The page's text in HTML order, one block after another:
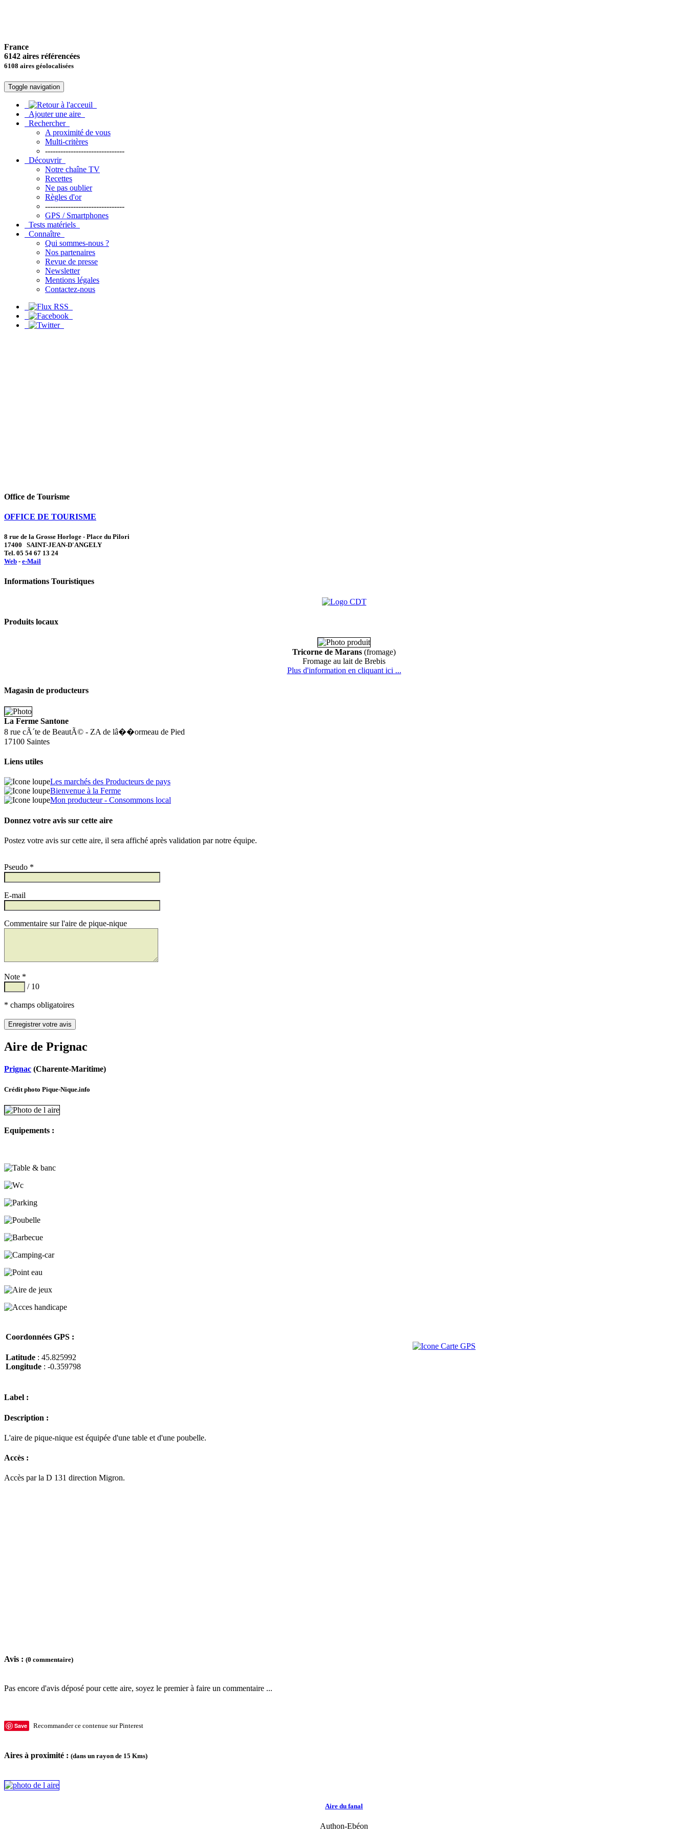
France
6142 aires référencées
6108 aires géolocalisées
Toggle navigation
Ajouter une aire
Rechercher
A proximité de vous
Multi-critères
-------------------------------
Découvrir
Notre chaîne TV
Recettes
Ne pas oublier
Règles d'or
-------------------------------
GPS / Smartphones
Tests matériels
Connaître
Qui sommes-nous ?
Nos partenaires
Revue de presse
Newsletter
Mentions légales
Contactez-nous
Office de Tourisme
OFFICE DE TOURISME
8 rue de la Grosse Horloge - Place du Pilori
17400 SAINT-JEAN-D'ANGELY
Tel. 05 54 67 13 24
Web - e-Mail
Informations Touristiques
Produits locaux
Tricorne de Marans (fromage)
Fromage au lait de Brebis
Plus d'information en cliquant ici ...
Magasin de producteurs
La Ferme Santone
8 rue cÃ´te de BeautÃ© - ZA de lâ��ormeau de Pied
17100 Saintes
Liens utiles
Les marchés des Producteurs de pays
Bienvenue à la Ferme
Mon producteur - Consommons local
Donnez votre avis sur cette aire
Postez votre avis sur cette aire, il sera affiché après validation par notre équipe.
Pseudo *
E-mail
Commentaire sur l'aire de pique-nique
Note *
/ 10
* champs obligatoires
Aire de Prignac
Prignac (Charente-Maritime)
Crédit photo Pique-Nique.info
Equipements :
Coordonnées GPS :
Latitude : 45.825992
Longitude : -0.359798
Label :
Description :
L'aire de pique-nique est équipée d'une table et d'une poubelle.
Accès :
Accès par la D 131 direction Migron.
Avis : (0 commentaire)
Pas encore d'avis déposé pour cette aire, soyez le premier à faire un commentaire ...
Save Recommander ce contenue sur Pinterest
Aires à proximité : (dans un rayon de 15 Kms)
Aire du fanal
Authon-Ebéon